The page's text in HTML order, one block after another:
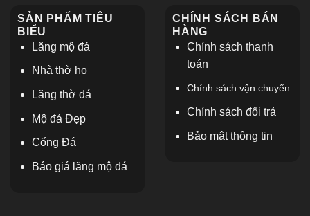
SẢN PHẨM TIÊU
BIỂU
Lăng mộ đá
Nhà thờ họ
Lăng thờ đá
Mộ đá Đẹp
Cổng Đá
Báo giá lăng mộ đá
CHÍNH SÁCH BÁN
HÀNG
Chính sách thanh
toán
Chính sách vận chuyển
Chính sách đổi trả
Bảo mật thông tin